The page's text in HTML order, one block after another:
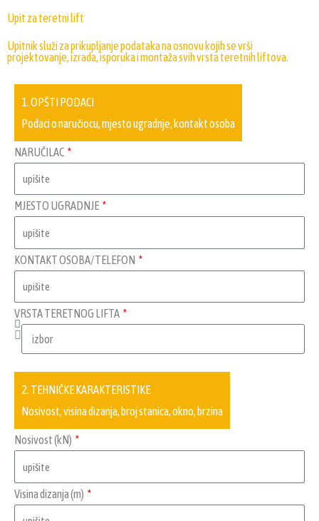
Upit za teretni lift
Upitnik služi za prikupljanje podataka na osnovu kojih se vrši
projektovanje, izrada, isporuka i montaža svih vrsta teretnih liftova.
1. OPŠTI PODACI
Podaci o naručiocu, mjesto ugradnje, kontakt osoba
NARUČILAC
MJESTO UGRADNJE
KONTAKT OSOBA/TELEFON
VRSTA TERETNOG LIFTA
2. TEHNIČKE KARAKTERISTIKE
Nosivost, visina dizanja, broj stanica, okno, brzina
Nosivost (kN)
Visina dizanja (m)